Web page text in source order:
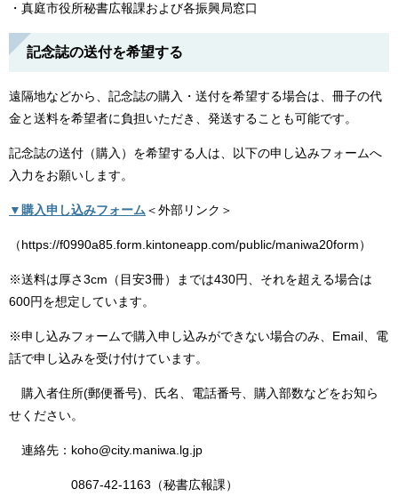
・真庭市役所秘書広報課および各振興局窓口
記念誌の送付を希望する
遠隔地などから、記念誌の購入・送付を希望する場合は、冊子の代
金と送料を希望者に負担いただき、発送することも可能です。
記念誌の送付（購入）を希望する人は、以下の申し込みフォームへ
入力をお願いします。
▼購入申し込みフォーム ＜外部リンク＞
（https://f0990a85.form.kintoneapp.com/public/maniwa20form）
※送料は厚さ3cm（目安3冊）までは430円、それを超える場合は
600円を想定しています。
※申し込みフォームで購入申し込みができない場合のみ、Email、電
話で申し込みを受け付けています。
購入者住所(郵便番号)、氏名、電話番号、購入部数などをお知ら
せください。
連絡先：koho@city.maniwa.lg.jp
0867-42-1163​（秘書広報課）